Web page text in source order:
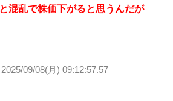
混乱で株価下がると思うんだが
2025/09/08(月) 09:12:57.57